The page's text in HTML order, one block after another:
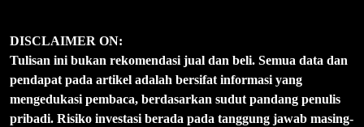
DISCLAIMER ON:
Tulisan ini bukan rekomendasi jual dan beli. Semua data dan
pendapat pada artikel adalah bersifat informasi yang
mengedukasi pembaca, berdasarkan sudut pandang penulis
pribadi. Risiko investasi berada pada tanggung jawab masing-